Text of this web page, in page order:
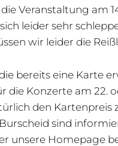
Veranstaltung am
leider sehr
wir leider die
bereits eine Karte
die Konzerte am 22.
den Kartenpreis
sind
unsere Homepage